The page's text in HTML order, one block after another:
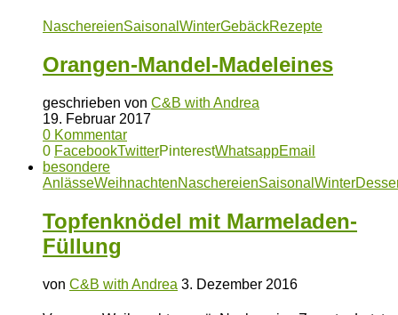
NaschereienSaisonal WinterGebäckRezepte
Orangen-Mandel-Madeleines
geschrieben von C&B with Andrea
19. Februar 2017
0 Kommentar
0 FacebookTwitterPinterestWhatsappEmail
besondere
AnlässeWeihnachtenNaschereienSaisonal Winter
Topfenknödel mit Marmeladen-
Füllung
von C&B with Andrea 3. Dezember 2016